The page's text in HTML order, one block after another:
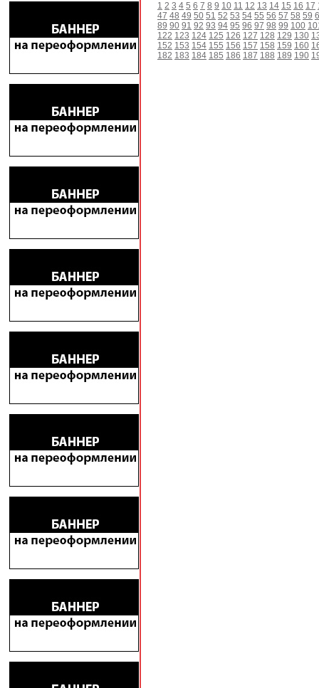
1 2 3 4 5 6 7 8 9 10 11 12 13 14 15 16 17
47 48 49 50 51 52 53 54 55 56 57 58 59
89 90 91 92 93 94 95 96 97 98 99 100
122 123 124 125 126 127 128 129 130
152 153 154 155 156 157 158 159 160
182 183 184 185 186 187 188 189 190